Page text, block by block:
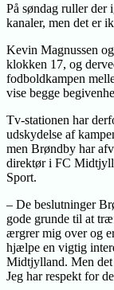
På søndag ruller der
kanaler, men det er
Kevin Magnussen
klokken 17, og
fodboldkampen
vise begge
Tv-stationen har
udskydelse af
men Brøndby har
direktør i FC
Sport.
– De beslutninger
gode grunde til at
ærgrer mig over og
hjælpe en vigtig
Midtjylland. Men det
Jeg har respekt for